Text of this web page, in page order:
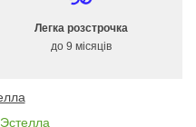
Легка розстрочка
до 9 місяців
Эстелла